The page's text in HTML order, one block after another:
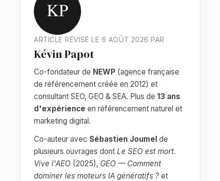
KP
ARTICLE RÉVISÉ LE 6 AOÛT 2026 PAR
Kévin Papot
Co-fondateur de NEWP (agence française
de référencement créée en 2012) et
consultant SEO, GEO & SEA. Plus de 13 ans
d'expérience en référencement naturel et
marketing digital.
Co-auteur avec Sébastien Joumel de
plusieurs ouvrages dont Le SEO est mort.
Vive l'AEO (2025), GEO — Comment
dominer les moteurs IA génératifs ? et